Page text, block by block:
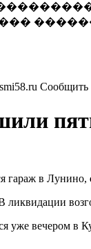
smi58.ru Сообщить
гараж в Лунино,
вечером в